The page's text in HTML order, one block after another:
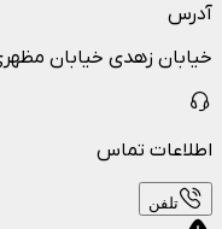
آدرس
خیابان زهدی خیابان
اطلاعات تماس
تلفن